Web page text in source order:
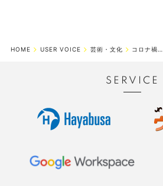
HOME USER VOICE 芸術・文化 コロナ禍でもホームページの集客効果を実感
SERVICE